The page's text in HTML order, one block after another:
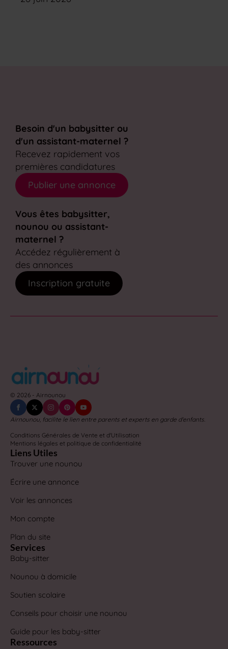
Besoin d'un babysitter ou
d'un assistant-maternel ?
Recevez rapidement vos
premières candidatures
Publier une annonce
Vous êtes babysitter,
nounou ou assistant-
maternel ?
Accédez régulièrement à
des annonces
Inscription gratuite
© 2026 - Airnounou
Airnounou, facilite le lien entre parents et experts en garde d'enfants.
Conditions Générales de Vente et d'Utilisation
Mentions légales et politique de confidentialité
Liens Utiles
Trouver une nounou
Écrire une annonce
Voir les annonces
Mon compte
Plan du site
Services
Baby-sitter
Nounou à domicile
Soutien scolaire
Conseils pour choisir une nounou
Guide pour les baby-sitter
Ressources